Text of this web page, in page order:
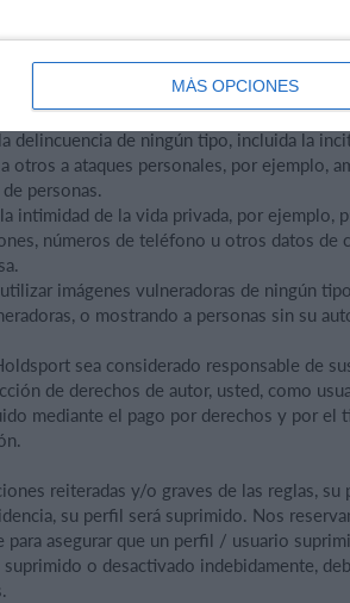
MÁS OPCIONES
reglas cuando usted carga material en
un sitio web perteneciente a un club al
del contenido que decida publicar.
delincuencia de ningún tipo, incluida la
otros a ataques personales, por ejemplo,
personas.
intimidad de la vida privada, por ejemplo,
números de teléfono u otros datos de
imágenes vulneradoras de ningún
o mostrando a personas sin su
sea considerado responsable de
de derechos de autor, usted, como
mediante el pago por derechos y por el
reiteradas y/o graves de las reglas,
su perfil será suprimido. Nos
asegurar que un perfil / usuario
o desactivado indebidamente,
.